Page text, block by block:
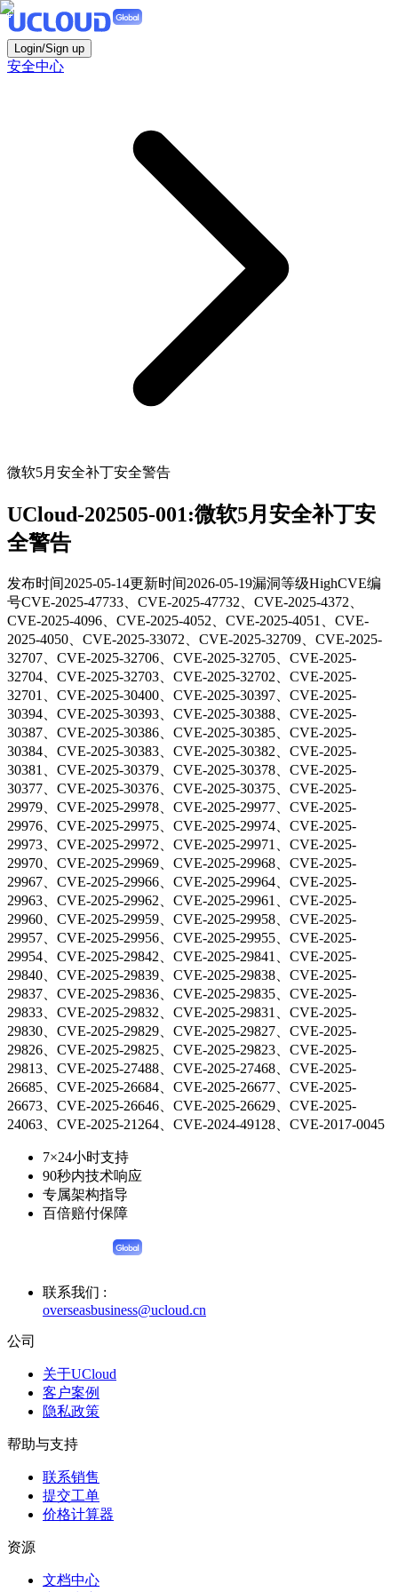
Login/Sign up
安全中心
微软5月安全补丁安全警告
UCloud-202505-001:微软5月安全补丁安
全警告
发布时间2025-05-14更新时间2026-05-19漏洞等级HighCVE编
号CVE-2025-47733、CVE-2025-47732、CVE-2025-4372、
CVE-2025-4096、CVE-2025-4052、CVE-2025-4051、CVE-
2025-4050、CVE-2025-33072、CVE-2025-32709、CVE-2025-
32707、CVE-2025-32706、CVE-2025-32705、CVE-2025-
32704、CVE-2025-32703、CVE-2025-32702、CVE-2025-
32701、CVE-2025-30400、CVE-2025-30397、CVE-2025-
30394、CVE-2025-30393、CVE-2025-30388、CVE-2025-
30387、CVE-2025-30386、CVE-2025-30385、CVE-2025-
30384、CVE-2025-30383、CVE-2025-30382、CVE-2025-
30381、CVE-2025-30379、CVE-2025-30378、CVE-2025-
30377、CVE-2025-30376、CVE-2025-30375、CVE-2025-
29979、CVE-2025-29978、CVE-2025-29977、CVE-2025-
29976、CVE-2025-29975、CVE-2025-29974、CVE-2025-
29973、CVE-2025-29972、CVE-2025-29971、CVE-2025-
29970、CVE-2025-29969、CVE-2025-29968、CVE-2025-
29967、CVE-2025-29966、CVE-2025-29964、CVE-2025-
29963、CVE-2025-29962、CVE-2025-29961、CVE-2025-
29960、CVE-2025-29959、CVE-2025-29958、CVE-2025-
29957、CVE-2025-29956、CVE-2025-29955、CVE-2025-
29954、CVE-2025-29842、CVE-2025-29841、CVE-2025-
29840、CVE-2025-29839、CVE-2025-29838、CVE-2025-
29837、CVE-2025-29836、CVE-2025-29835、CVE-2025-
29833、CVE-2025-29832、CVE-2025-29831、CVE-2025-
29830、CVE-2025-29829、CVE-2025-29827、CVE-2025-
29826、CVE-2025-29825、CVE-2025-29823、CVE-2025-
29813、CVE-2025-27488、CVE-2025-27468、CVE-2025-
26685、CVE-2025-26684、CVE-2025-26677、CVE-2025-
26673、CVE-2025-26646、CVE-2025-26629、CVE-2025-
24063、CVE-2025-21264、CVE-2024-49128、CVE-2017-0045
7×24小时支持
90秒内技术响应
专属架构指导
百倍赔付保障
联系我们 :
overseasbusiness@ucloud.cn
公司
关于UCloud
客户案例
隐私政策
帮助与支持
联系销售
提交工单
价格计算器
资源
文档中心